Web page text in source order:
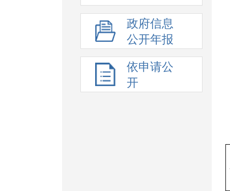
政府信息
公开年报
依申请公
开